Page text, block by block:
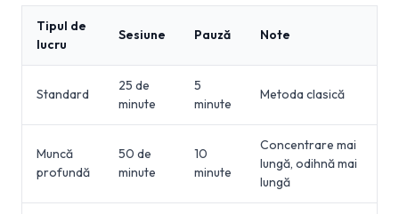
Tipul de
lucru
Sesiune Pauză Note
Standard
25 de
minute
5
minute
Metoda clasică
Muncă
profundă
50 de
minute
10
minute
Concentrare mai
lungă, odihnă mai
lungă